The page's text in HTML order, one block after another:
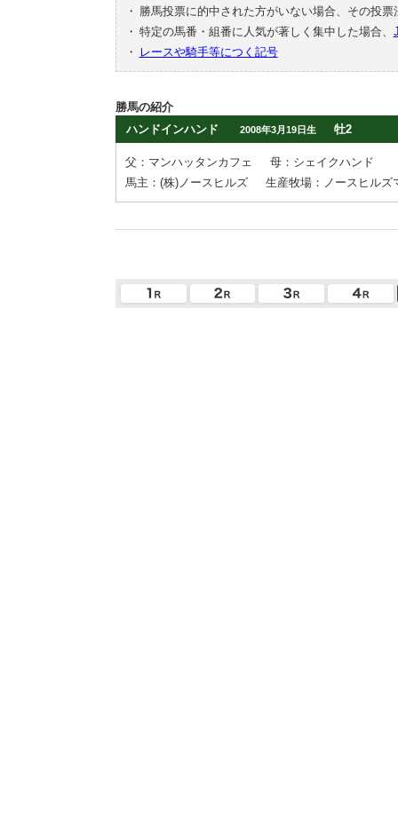
・
勝馬投票に的中された方がいない場合、その投
・ 特定の馬番・組番に人気が著しく集中した場合、
・
レースや騎手等につく記号
勝馬の紹介
ハンドインハンド
2008年3月19日生 牡2
父：マンハッタンカフェ
母：シェイクハンド
馬主：(株)ノースヒルズ
生産牧場：ノースヒルズ